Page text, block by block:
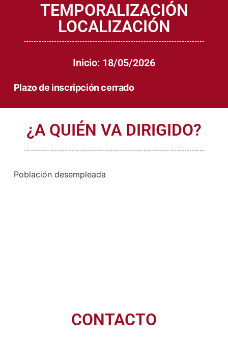
TEMPORALIZACIÓN
LOCALIZACIÓN
Inicio: 18/05/2026
Plazo de inscripción cerrado
¿A QUIÉN VA DIRIGIDO?
Población desempleada
CONTACTO